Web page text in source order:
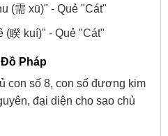
(需 xū)" - Quẻ "Cát"
(睽 kuí)" - Quẻ "Cát"
Pháp
con số 8, con số đương kim
đại diện cho sao chủ